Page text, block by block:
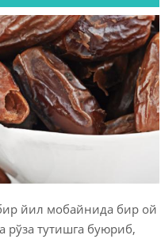
йил мобайнида бир ой
тутишга буюриб,